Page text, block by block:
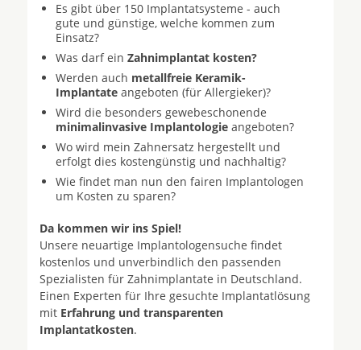
Es gibt über 150 Implantatsysteme - auch
gute und günstige, welche kommen zum
Einsatz?
Was darf ein Zahnimplantat kosten?
Werden auch metallfreie Keramik-
Implantate angeboten (für Allergieker)?
Wird die besonders gewebeschonende
minimalinvasive Implantologie angeboten?
Wo wird mein Zahnersatz hergestellt und
erfolgt dies kostengünstig und nachhaltig?
Wie findet man nun den fairen Implantologen
um Kosten zu sparen?
Da kommen wir ins Spiel!
Unsere neuartige Implantologensuche findet
kostenlos und unverbindlich den passenden
Spezialisten für Zahnimplantate in Deutschland.
Einen Experten für Ihre gesuchte Implantatlösung
mit Erfahrung und transparenten
Implantatkosten.